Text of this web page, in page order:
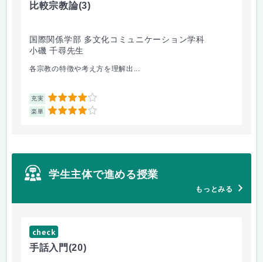
比較宗教論(3)
国際関係学部 多文化コミュニケーション学科
小磯 千尋先生
各宗教の特徴や考え方を理解出...
充実 4
楽単 4
学生主体で進める授業
もっとみる
check
手話入門(20)